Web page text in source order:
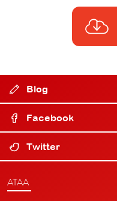
Blog
Facebook
Twitter
ATAA